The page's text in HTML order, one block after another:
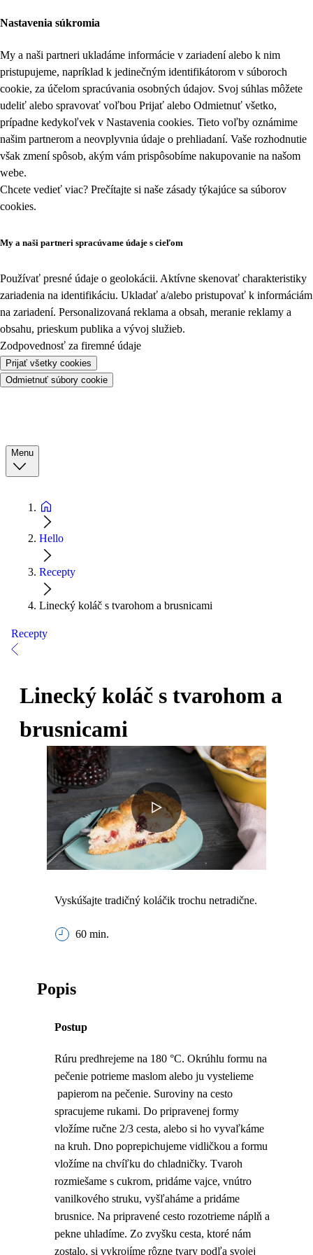
Nastavenia súkromia
My a naši partneri ukladáme informácie v zariadení alebo k nim
pristupujeme, napríklad k jedinečným identifikátorom v súboroch
cookie, za účelom spracúvania osobných údajov. Svoj súhlas môžete
udeliť alebo spravovať voľbou Prijať alebo Odmietnuť všetko,
prípadne kedykoľvek v Nastavenia cookies. Tieto voľby oznámime
našim partnerom a neovplyvnia údaje o prehliadaní. Vaše rozhodnutie
však zmení spôsob, akým vám prispôsobíme nakupovanie na našom
webe.
Chcete vedieť viac? Prečítajte si naše zásady týkajúce sa súborov
cookies.
My a naši partneri spracúvame údaje s cieľom
Používať presné údaje o geolokácii. Aktívne skenovať charakteristiky
zariadenia na identifikáciu. Ukladať a/alebo pristupovať k informáciám
na zariadení. Personalizovaná reklama a obsah, meranie reklamy a
obsahu, prieskum publika a vývoj služieb.
Zodpovednosť za firemné údaje
Prijať všetky cookies
Odmietnuť súbory cookie
Menu
Hello
Recepty
Linecký koláč s tvarohom a brusnicami
Recepty
Linecký koláč s tvarohom a
brusnicami
Vyskúšajte tradičný koláčik trochu netradične.
60 min.
Popis
Postup
Rúru predhrejeme na 180 °C. Okrúhlu formu na
pečenie potrieme maslom alebo ju vystelieme
papierom na pečenie. Suroviny na cesto
spracujeme rukami. Do pripravenej formy
vložíme ručne 2/3 cesta, alebo si ho vyvaľkáme
na kruh. Dno poprepichujeme vidličkou a formu
vložíme na chvíľku do chladničky. Tvaroh
rozmiešame s cukrom, pridáme vajce, vnútro
vanilkového struku, vyšľaháme a pridáme
brusnice. Na pripravené cesto rozotrieme náplň a
pekne uhladíme. Zo zvyšku cesta, ktoré nám
zostalo, si vykrojíme rôzne tvary podľa svojej